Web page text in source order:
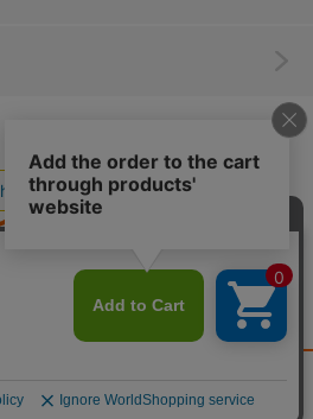
、イノベーションを。
品のコンビ株式会社
Copyright © Combi Corporation.